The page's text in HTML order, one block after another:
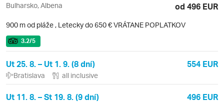
Bulharsko, Albena od 496 EUR
900 m od pláže , Letecky do 650 € VRÁTANE POPLATKOV
3.2/5
Ut 25. 8. – Ut 1. 9. (8 dní) 554 EUR
Bratislava all inclusive
Ut 11. 8. – St 19. 8. (9 dní) 496 EUR